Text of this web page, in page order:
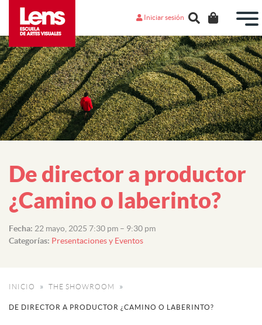
Iniciar sesión
De director a productor
¿Camino o laberinto?
Fecha: 22 mayo, 2025 7:30 pm – 9:30 pm
Categorías: Presentaciones y Eventos
INICIO THE SHOWROOM
DE DIRECTOR A PRODUCTOR ¿CAMINO O LABERINTO?